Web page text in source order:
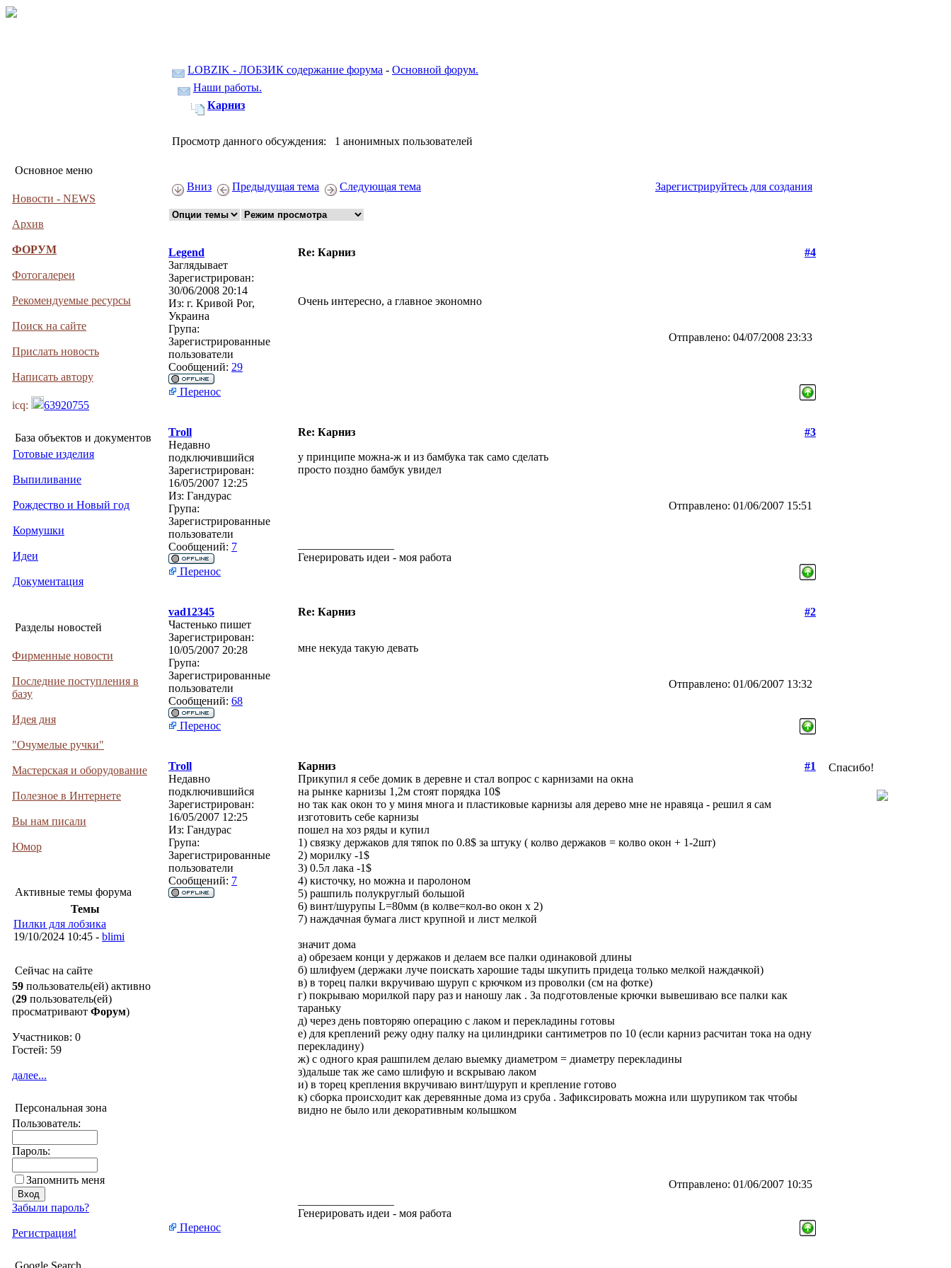
Основное меню
Новости - NEWS
Архив
ФОРУМ
Фотогалереи
Рекомендуемые ресурсы
Поиск на сайте
Прислать новость
Написать автору
icq: 63920755
База объектов и документов
Готовые изделия
Выпиливание
Рождество и Новый год
Кормушки
Идеи
Документация
Разделы новостей
Фирменные новости
Последние поступления в
базу
Идея дня
"Очумелые ручки"
Мастерская и оборудование
Полезное в Интернете
Вы нам писали
Юмор
Активные темы форума
Темы
Пилки для лобзика
19/10/2024 10:45 - blimi
Сейчас на сайте
59 пользователь(ей) активно
(29 пользователь(ей)
просматривают Форум)
Участников: 0
Гостей: 59
далее...
Персональная зона
Пользователь:
Пароль:
Запомнить меня
Забыли пароль?
Регистрация!
Google Search
LOBZIK - ЛОБЗИК содержание форума - Основной форум.
Наши работы.
Карниз
Просмотр данного обсуждения: 1 анонимных пользователей
Вниз Предыдущая тема Следующая тема Зарегистрируйтесь для создания
Legend Re: Карниз
#4
Заглядывает
Зарегистрирован:
30/06/2008 20:14
Из: г. Кривой Рог,
Украина
Група:
Зарегистрированные
пользователи
Сообщений: 29
Очень интересно, а главное экономно
Отправлено: 04/07/2008 23:33
Перенос
Troll Re: Карниз
#3
Недавно
подключившийся
Зарегистрирован:
16/05/2007 12:25
Из: Гандурас
Група:
Зарегистрированные
пользователи
Сообщений: 7
у принципе можна-ж и из бамбука так само сделать
просто поздно бамбук увидел
Отправлено: 01/06/2007 15:51
Генерировать идеи - моя работа
Перенос
vad12345 Re: Карниз
#2
Частенько пишет
Зарегистрирован:
10/05/2007 20:28
Група:
Зарегистрированные
пользователи
Сообщений: 68
мне некуда такую девать
Отправлено: 01/06/2007 13:32
Перенос
Troll Карниз
#1
Недавно
подключившийся
Зарегистрирован:
16/05/2007 12:25
Из: Гандурас
Група:
Зарегистрированные
пользователи
Сообщений: 7
Прикупил я себе домик в деревне и стал вопрос с карнизами на окна
на рынке карнизы 1,2м стоят порядка 10$
но так как окон то у миня многа и пластиковые карнизы аля дерево мне не нравяца - решил я сам
изготовить себе карнизы
пошел на хоз ряды и купил
1) связку держаков для тяпок по 0.8$ за штуку ( колво держаков = колво окон + 1-2шт)
2) морилку -1$
3) 0.5л лака -1$
4) кисточку, но можна и паролоном
5) рашпиль полукруглый большой
6) винт/шурупы L=80мм (в колве=кол-во окон х 2)
7) наждачная бумага лист крупной и лист мелкой
значит дома
а) обрезаем конци у держаков и делаем все палки одинаковой длины
б) шлифуем (держаки луче поискать харошие тады шкупить придеца только мелкой наждачкой)
в) в торец палки вкручиваю шуруп с крючком из проволки (см на фотке)
г) покрываю морилкой пару раз и наношу лак . За подготовленые крючки вывешиваю все палки как
тараньку
д) через день повторяю операцию с лаком и перекладины готовы
е) для креплений режу одну палку на цилиндрики сантиметров по 10 (если карниз расчитан тока на одну
перекладину)
ж) с одного края рашпилем делаю выемку диаметром = диаметру перекладины
з)дальше так же само шлифую и вскрываю лаком
и) в торец крепления вкручиваю винт/шуруп и крепление готово
к) сборка происходит как деревянные дома из сруба . Зафиксировать можна или шурупиком так чтобы
видно не было или декоративным колышком
Отправлено: 01/06/2007 10:35
Генерировать идеи - моя работа
Перенос
Спасибо!